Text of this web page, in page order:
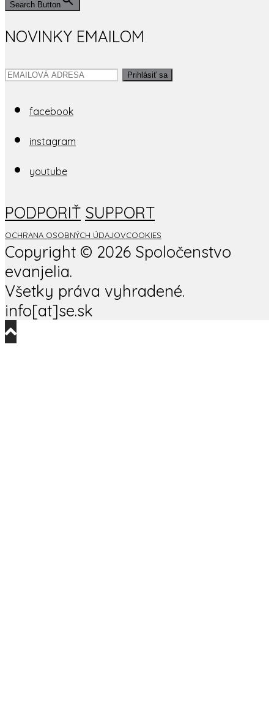
Search Button
NOVINKY EMAILOM
Prihlásiť sa
facebook
instagram
youtube
PODPORIŤ SUPPORT
OCHRANA OSOBNÝCH ÚDAJOVCOOKIES
Copyright © 2026 Spoločenstvo
evanjelia.
Všetky práva vyhradené.
info[at]se.sk